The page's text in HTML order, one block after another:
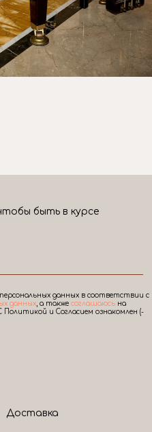
данных в соответствии с
данных , а также соглашаюсь на
Политикой и Согласием ознакомлен (-
Доставка
быть в курсе